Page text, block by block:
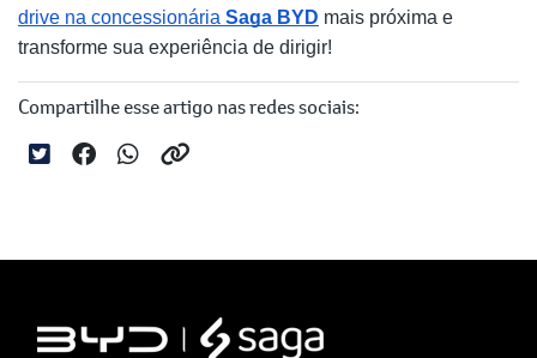
drive na concessionária Saga BYD mais próxima e
transforme sua experiência de dirigir!
Compartilhe esse artigo nas redes sociais: